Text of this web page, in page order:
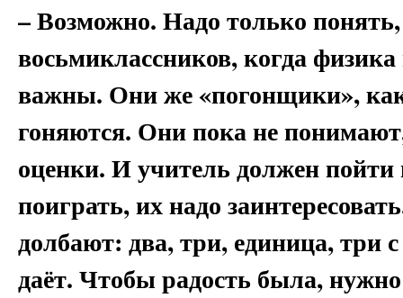
– Возможно. Надо только
восьмиклассников, когда
важны. Они же «погонщики»,
гоняются. Они пока не
оценки. И учитель должен
поиграть, их надо
долбают: два, три, единица, три
даёт. Чтобы радость была,